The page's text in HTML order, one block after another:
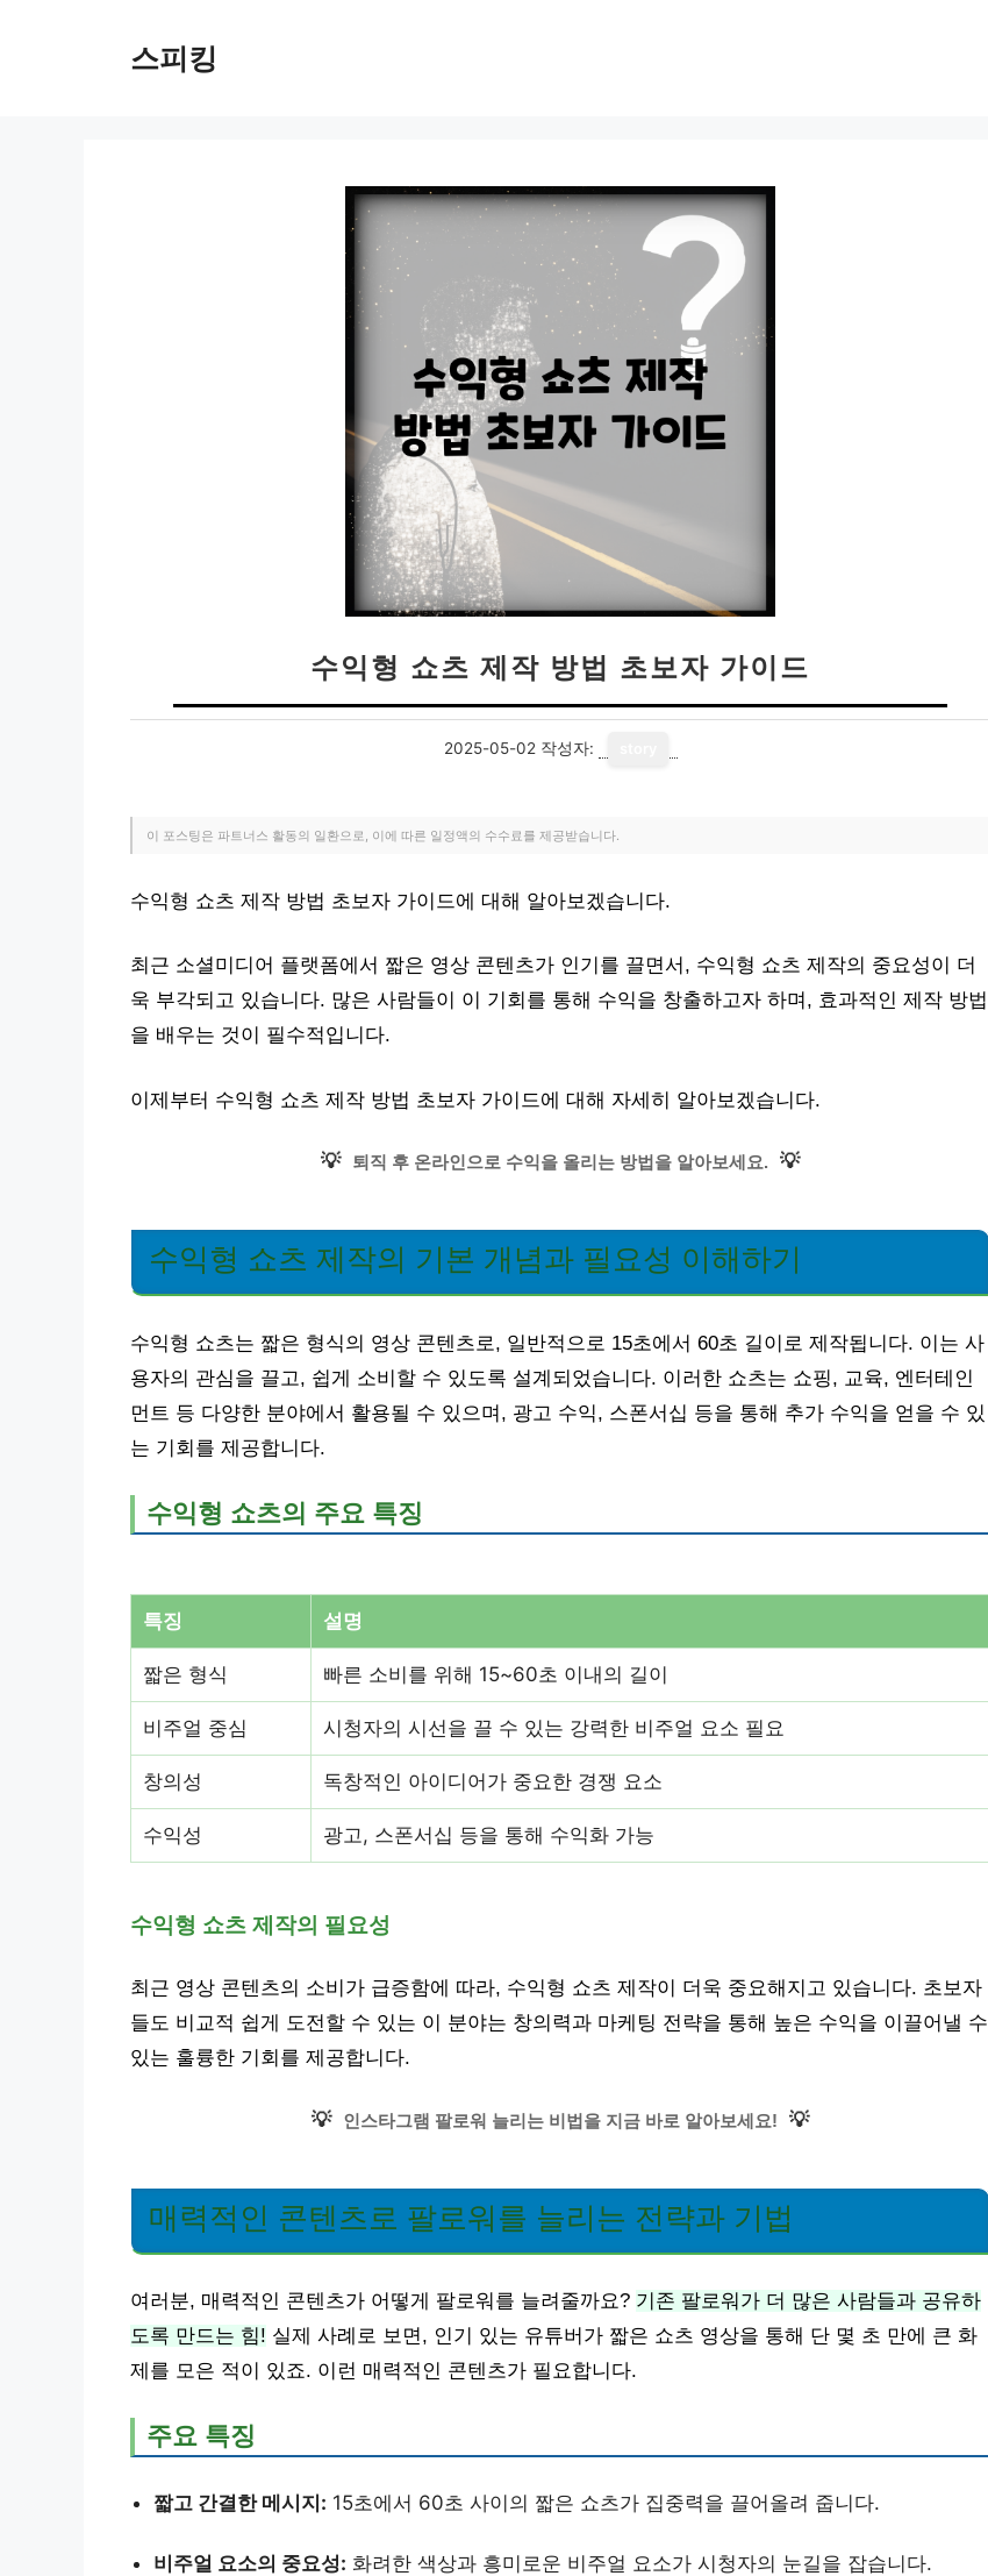
스피킹
수익형 쇼츠 제작 방법 초보자 가이드
2025-05-02 작성자:
이 포스팅은 파트너스 활동의 일환으로, 이에 따른 일정액의 수수료를 제공받습니다.
수익형 쇼츠 제작 방법 초보자 가이드에 대해 알아보겠습니다.
최근 소셜미디어 플랫폼에서 짧은 영상 콘텐츠가 인기를 끌면서, 수익형 쇼츠 제작의 중요성이 더
욱 부각되고 있습니다. 많은 사람들이 이 기회를 통해 수익을 창출하고자 하며, 효과적인 제작 방법
을 배우는 것이 필수적입니다.
이제부터 수익형 쇼츠 제작 방법 초보자 가이드에 대해 자세히 알아보겠습니다.
💡 퇴직 후 온라인으로 수익을 올리는 방법을 알아보세요. 💡
수익형 쇼츠 제작의 기본 개념과 필요성 이해하기
수익형 쇼츠는 짧은 형식의 영상 콘텐츠로, 일반적으로 15초에서 60초 길이로 제작됩니다. 이는 사
용자의 관심을 끌고, 쉽게 소비할 수 있도록 설계되었습니다. 이러한 쇼츠는 쇼핑, 교육, 엔터테인
먼트 등 다양한 분야에서 활용될 수 있으며, 광고 수익, 스폰서십 등을 통해 추가 수익을 얻을 수 있
는 기회를 제공합니다.
수익형 쇼츠의 주요 특징
특징 설명
짧은 형식 빠른 소비를 위해 15~60초 이내의 길이
비주얼 중심 시청자의 시선을 끌 수 있는 강력한 비주얼 요소 필요
창의성 독창적인 아이디어가 중요한 경쟁 요소
수익성 광고, 스폰서십 등을 통해 수익화 가능
수익형 쇼츠 제작의 필요성
최근 영상 콘텐츠의 소비가 급증함에 따라, 수익형 쇼츠 제작이 더욱 중요해지고 있습니다. 초보자
들도 비교적 쉽게 도전할 수 있는 이 분야는 창의력과 마케팅 전략을 통해 높은 수익을 이끌어낼 수
있는 훌륭한 기회를 제공합니다.
💡 인스타그램 팔로워 늘리는 비법을 지금 바로 알아보세요! 💡
매력적인 콘텐츠로 팔로워를 늘리는 전략과 기법
여러분, 매력적인 콘텐츠가 어떻게 팔로워를 늘려줄까요? 기존 팔로워가 더 많은 사람들과 공유하
도록 만드는 힘! 실제 사례로 보면, 인기 있는 유튜버가 짧은 쇼츠 영상을 통해 단 몇 초 만에 큰 화
제를 모은 적이 있죠. 이런 매력적인 콘텐츠가 필요합니다.
주요 특징
짧고 간결한 메시지: 15초에서 60초 사이의 짧은 쇼츠가 집중력을 끌어올려 줍니다.
비주얼 요소의 중요성: 화려한 색상과 흥미로운 비주얼 요소가 시청자의 눈길을 잡습니다.